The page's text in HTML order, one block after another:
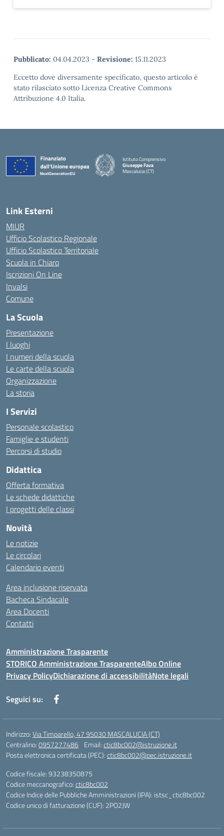
Pubblicato: 04.04.2023 - Revisione: 15.11.2023
Eccetto dove diversamente specificato, questo articolo è
stato rilasciato sotto Licenza Creative Commons
Attribuzione 4.0 Italia.
Istituto Comprensivo
Giuseppe Fava
Mascalucia (CT)
Link Esterni
MIUR
Ufficio Scolastico Regionale
Ufficio Scolastico Territoriale
Scuola in Chiaro
Iscrizioni On Line
Invalsi
Comune
La Scuola
Presentazione
I luoghi
I numeri della scuola
Le carte della scuola
Organizzazione
La storia
I Servizi
Personale scolastico
Famiglie e studenti
Percorsi di studio
Didattica
Offerta formativa
Le schede didattiche
I progetti delle classi
Novità
Le notizie
Le circolari
Calendario eventi
Area inclusione riservata
Bacheca Sindacale
Area Docenti
Contatti
Amministrazione Trasparente
STORICO Amministrazione TrasparenteAlbo Online
Privacy PolicyDichiarazione di accessibilitàNote legali
Seguici su:
Indirizzo:Via Timparello, 47 95030 MASCALUCIA (CT)
Centralino:0957277486 Email:ctic8bc002@istruzione.it
Posta elettronica certificata (PEC):ctic8bc002@pec.istruzione.it
Codice fiscale: 93238350875
Codice meccanografico:ctic8bc002
Codice Indice delle Pubbliche Amministrazioni (IPA): istsc_ctic8bc002
Codice unico di fatturazione (CUF): 2PO2JW